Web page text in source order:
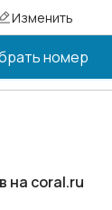
Изменить
номер
на coral.ru